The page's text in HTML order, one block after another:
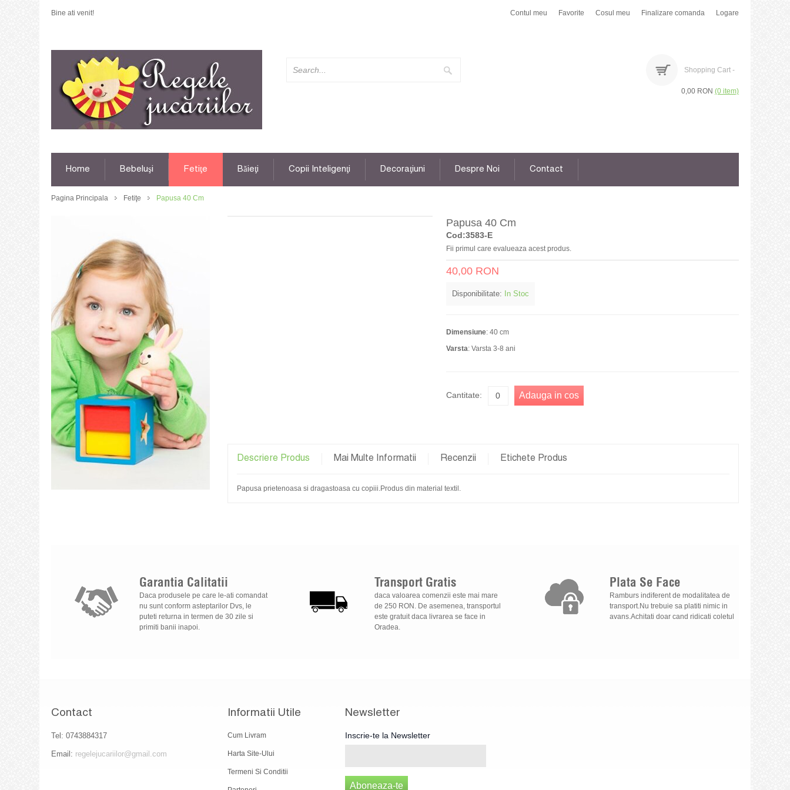
Bine ati venit! Contul meu Favorite Cosul meu Finalizare comanda Logare
Shopping Cart -
0,00 RON (0 item)
Home Bebeluşi Fetiţe Băieţi Copii Inteligenţi Decoraţiuni Despre Noi Contact
Pagina Principala Fetiţe Papusa 40 Cm
Papusa 40 Cm
Cod:3583-E
Fii primul care evalueaza acest produs.
40,00 RON
Disponibilitate: In Stoc
Dimensiune: 40 cm
Varsta: Varsta 3-8 ani
Cantitate: Adauga in cos
Descriere Produs Mai Multe Informatii Recenzii Etichete Produs
Papusa prietenoasa si dragastoasa cu copiii.Produs din material textil.
Garantia Calitatii
Daca produsele pe care le-ati comandat
nu sunt conform asteptarilor Dvs, le
puteti returna in termen de 30 zile si
primiti banii inapoi.
Transport Gratis
daca valoarea comenzii este mai mare
de 250 RON. De asemenea, transportul
este gratuit daca livrarea se face in
Oradea.
Plata Se Face
Ramburs indiferent de modalitatea de
transport.Nu trebuie sa platiti nimic in
avans.Achitati doar cand ridicati coletul
Contact
Tel: 0743884317
Email: regelejucariilor@gmail.com
Informatii Utile
Cum Livram
Harta Site-Ului
Termeni Si Conditii
Newsletter
Inscrie-te la Newsletter
Aboneaza-te